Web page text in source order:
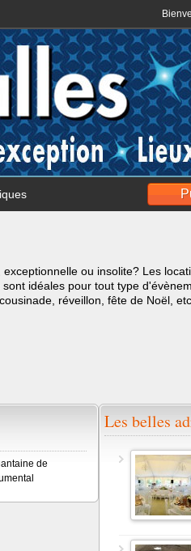
exceptionnelle ou insolite? Les
sont idéales pour tout type
réveillon, fête de Noël,
de
Les belles